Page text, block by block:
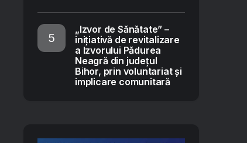
„Izvor de Sănătate” –
inițiativă de revitalizare
a Izvorului Pădurea
Neagră din județul
Bihor, prin voluntariat și
implicare comunitară